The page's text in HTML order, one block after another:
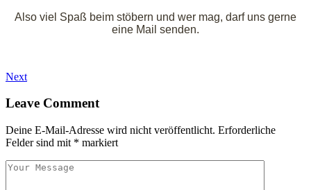
Also viel Spaß beim stöbern und wer mag, darf uns gerne
eine Mail senden.
Next
Leave Comment
Deine E-Mail-Adresse wird nicht veröffentlicht. Erforderliche
Felder sind mit * markiert